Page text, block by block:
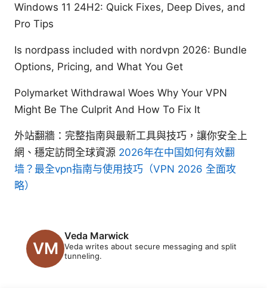
Windows 11 24H2: Quick Fixes, Deep Dives, and
Pro Tips
Is nordpass included with nordvpn 2026: Bundle
Options, Pricing, and What You Get
Polymarket Withdrawal Woes Why Your VPN
Might Be The Culprit And How To Fix It
外站翻牆：完整指南與最新工具與技巧，讓你安全上
網、穩定訪問全球資源 2026年在中国如何有效翻
墙？最全vpn指南与使用技巧（VPN 2026 全面攻
略）
Veda Marwick
Veda writes about secure messaging and split
tunneling.